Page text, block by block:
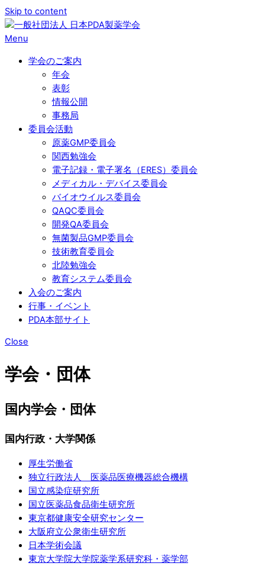
Skip to content
Menu
学会のご案内
年会
表彰
情報公開
事務局
委員会活動
原薬GMP委員会
関西勉強会
電子記録・電子署名（ERES）委員会
メディカル・デバイス委員会
バイオウイルス委員会
QAQC委員会
開発QA委員会
無菌製品GMP委員会
技術教育委員会
北陸勉強会
教育システム委員会
入会のご案内
行事・イベント
PDA本部サイト
Close
学会・団体
国内学会・団体
国内行政・大学関係
厚生労働省
独立行政法人 医薬品医療機器総合機構
国立感染症研究所
国立医薬品食品衛生研究所
東京都健康安全研究センター
大阪府立公衆衛生研究所
日本学術会議
東京大学院大学院薬学系研究科・薬学部